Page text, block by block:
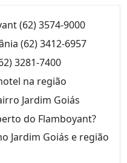
(62) 3574-9000
(62) 3412-6957
3281-7400
na região
Jardim Goiás
do Flamboyant?
Jardim Goiás e região